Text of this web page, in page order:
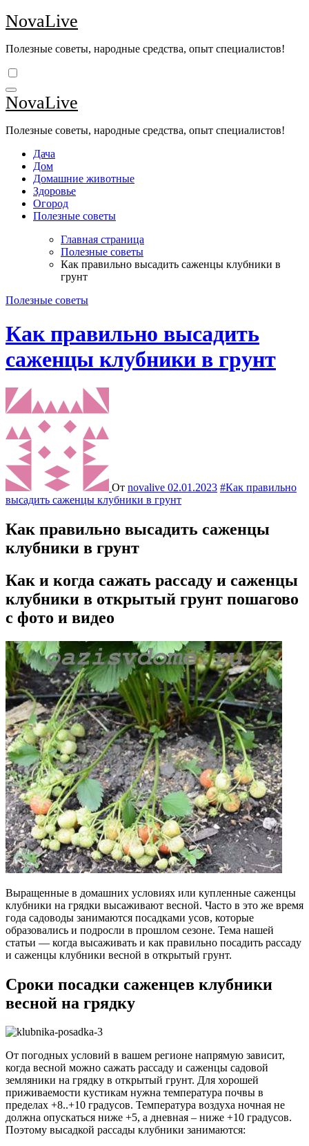
Перейти
к
NovaLive
Полезные советы, народные средства, опыт специалистов!
NovaLive
Полезные советы, народные средства, опыт специалистов!
Дача
Дом
Домашние животные
Здоровье
Огород
Полезные советы
Главная страница
Полезные советы
Как правильно высадить саженцы клубники в
грунт
Полезные советы
Как правильно высадить
саженцы клубники в грунт
От novalive 02.01.2023 #Как правильно
высадить саженцы клубники в грунт
Как правильно высадить саженцы
клубники в грунт
Как и когда сажать рассаду и саженцы
клубники в открытый грунт пошагово
с фото и видео
Выращенные в домашних условиях или купленные саженцы
клубники на грядки высаживают весной. Часто в это же время
года садоводы занимаются посадками усов, которые
образовались и подросли в прошлом сезоне. Тема нашей
статьи — когда высаживать и как правильно посадить рассаду
и саженцы клубники весной в открытый грунт.
Сроки посадки саженцев клубники
весной на грядку
От погодных условий в вашем регионе напрямую зависит,
когда весной можно сажать рассаду и саженцы садовой
земляники на грядку в открытый грунт. Для хорошей
приживаемости кустикам нужна температура почвы в
пределах +8..+10 градусов. Температура воздуха ночная не
должна опускаться ниже +5, а дневная – ниже +10 градусов.
Поэтому высадкой рассады клубники занимаются: